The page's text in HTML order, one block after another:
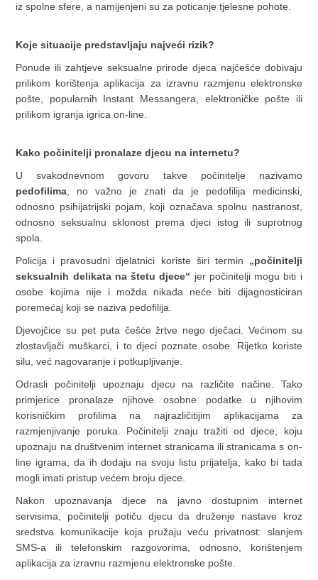
iz spolne sfere, a namijenjeni su za poticanje tjelesne pohote.
Koje situacije predstavljaju najveći rizik?
Ponude ili zahtjeve seksualne prirode djeca najčešće dobivaju
prilikom korištenja aplikacija za izravnu razmjenu elektronske
pošte, popularnih Instant Messangera, elektroničke pošte ili
prilikom igranja igrica on-line.
Kako počinitelji pronalaze djecu na internetu?
U svakodnevnom govoru takve počinitelje nazivamo
pedofilima , no važno je znati da je pedofilija medicinski,
odnosno psihijatrijski pojam, koji označava spolnu nastranost,
odnosno seksualnu sklonost prema djeci istog ili suprotnog
spola.
Policija i pravosudni djelatnici koriste širi termin „počinitelji
seksualnih delikata na štetu djece“ jer počinitelji mogu biti i
osobe kojima nije i možda nikada neće biti dijagnosticiran
poremećaj koji se naziva pedofilija.
Djevojčice su pet puta češće žrtve nego dječaci. Većinom su
zlostavljači muškarci, i to djeci poznate osobe. Rijetko koriste
silu, već nagovaranje i potkupljivanje.
Odrasli počinitelji upoznaju djecu na različite načine. Tako
primjerice pronalaze njihove osobne podatke u njihovim
korisničkim profilima na najrazličitijim aplikacijama za
razmjenjivanje poruka. Počinitelji znaju tražiti od djece, koju
upoznaju na društvenim internet stranicama ili stranicama s on-
line igrama, da ih dodaju na svoju listu prijatelja, kako bi tada
mogli imati pristup većem broju djece.
Nakon upoznavanja djece na javno dostupnim internet
servisima, počinitelji potiču djecu da druženje nastave kroz
sredstva komunikacije koja pružaju veću privatnost: slanjem
SMS-a ili telefonskim razgovorima, odnosno, korištenjem
aplikacija za izravnu razmjenu elektronske pošte.